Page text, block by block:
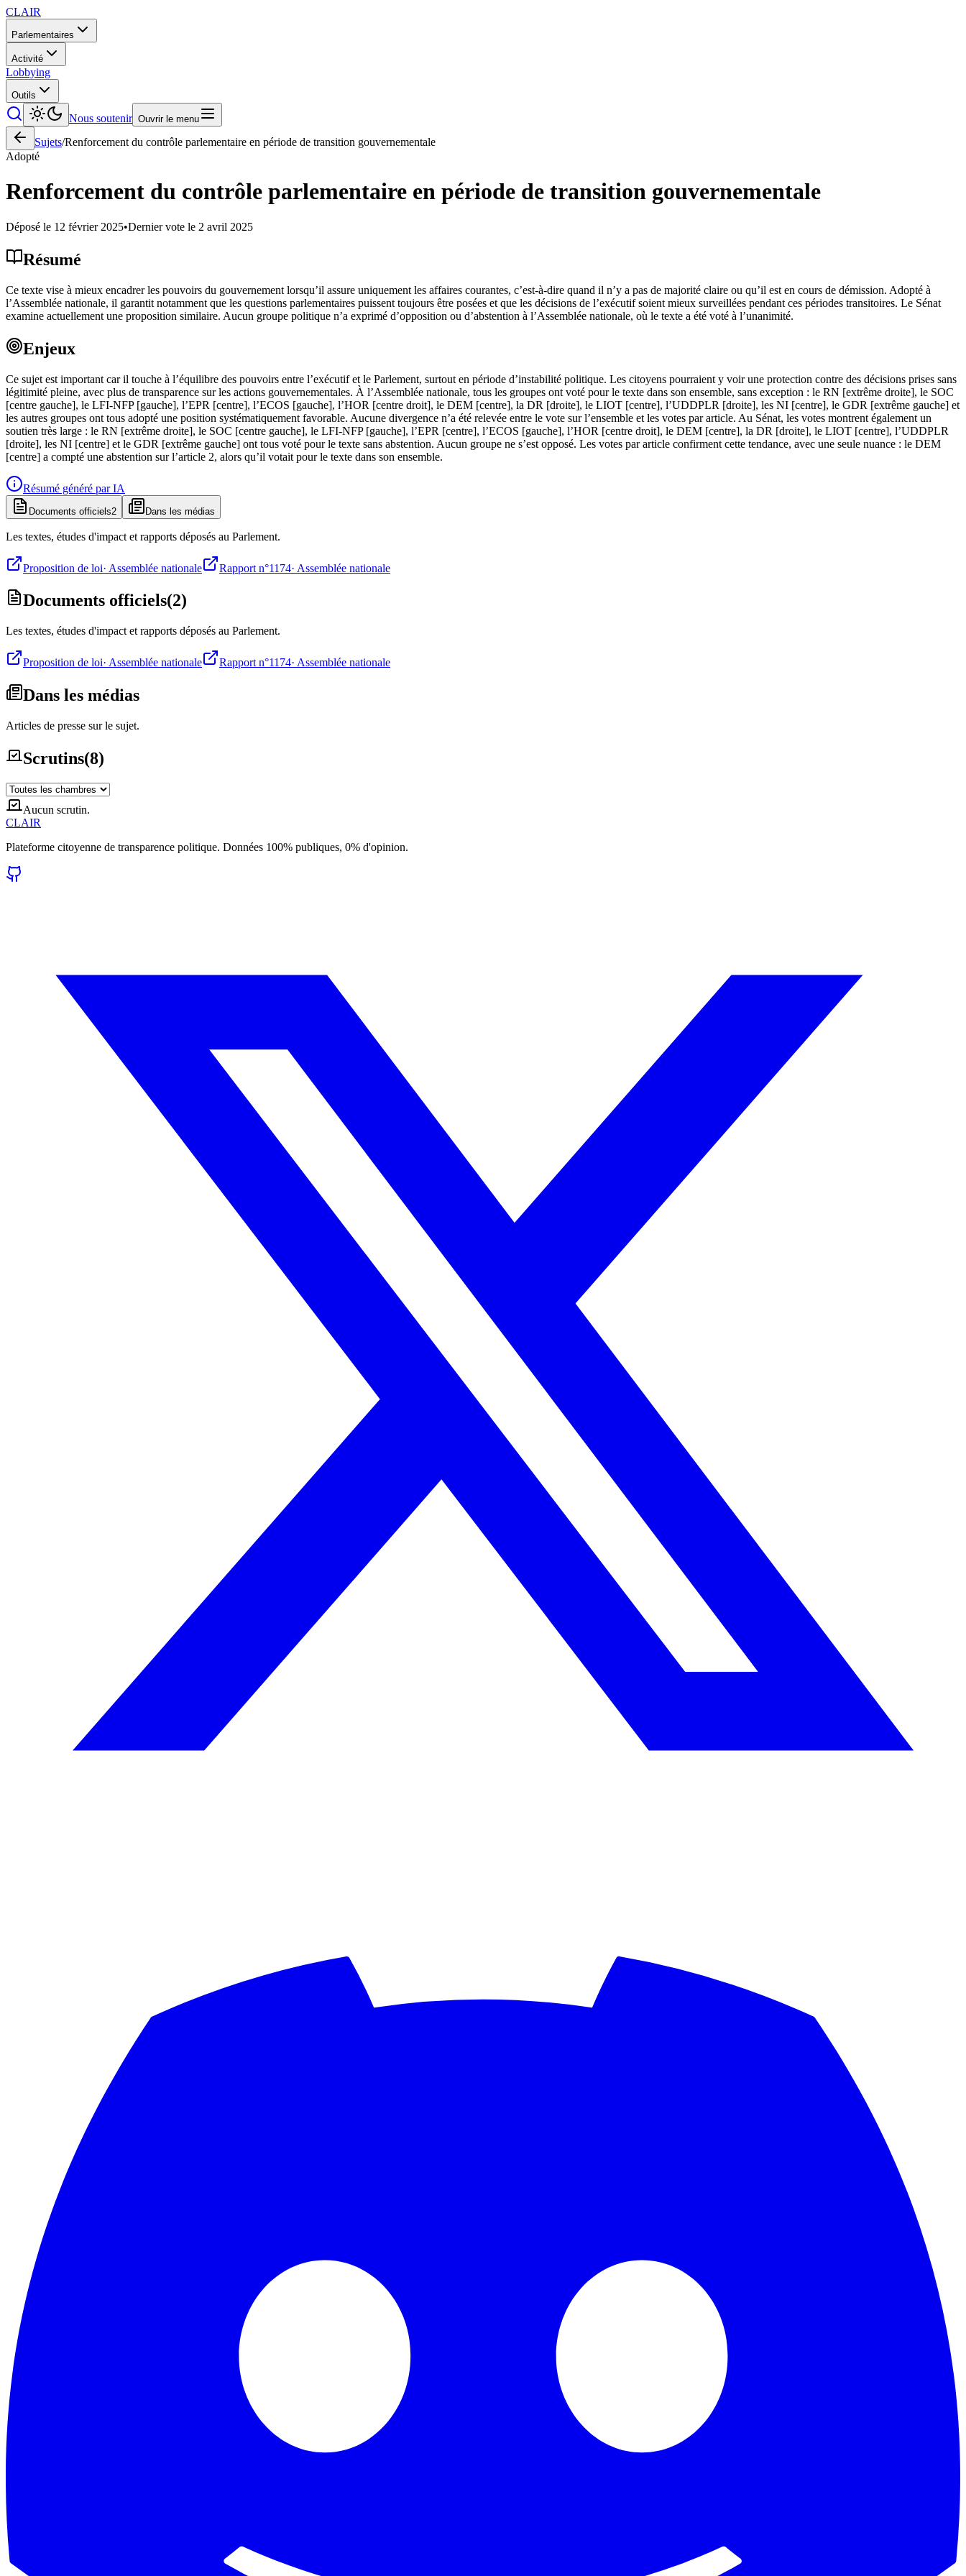
CLAIR
Parlementaires
Activité
Lobbying
Outils
Nous soutenir Ouvrir le menu
Sujets/Renforcement du contrôle parlementaire en période de transition gouvernementale
Adopté
Renforcement du contrôle parlementaire en période de transition gouvernementale
Déposé le 12 février 2025•Dernier vote le 2 avril 2025
Résumé
Ce texte vise à mieux encadrer les pouvoirs du gouvernement lorsqu’il assure uniquement les affaires courantes, c’est-à-dire quand il n’y a pas de majorité claire ou qu’il est en cours de démission. Adopté à
l’Assemblée nationale, il garantit notamment que les questions parlementaires puissent toujours être posées et que les décisions de l’exécutif soient mieux surveillées pendant ces périodes transitoires. Le Sénat
examine actuellement une proposition similaire. Aucun groupe politique n’a exprimé d’opposition ou d’abstention à l’Assemblée nationale, où le texte a été voté à l’unanimité.
Enjeux
Ce sujet est important car il touche à l’équilibre des pouvoirs entre l’exécutif et le Parlement, surtout en période d’instabilité politique. Les citoyens pourraient y voir une protection contre des décisions prises sans
légitimité pleine, avec plus de transparence sur les actions gouvernementales. À l’Assemblée nationale, tous les groupes ont voté pour le texte dans son ensemble, sans exception : le RN [extrême droite], le SOC
[centre gauche], le LFI-NFP [gauche], l’EPR [centre], l’ECOS [gauche], l’HOR [centre droit], le DEM [centre], la DR [droite], le LIOT [centre], l’UDDPLR [droite], les NI [centre], le GDR [extrême gauche] et
les autres groupes ont tous adopté une position systématiquement favorable. Aucune divergence n’a été relevée entre le vote sur l’ensemble et les votes par article. Au Sénat, les votes montrent également un
soutien très large : le RN [extrême droite], le SOC [centre gauche], le LFI-NFP [gauche], l’EPR [centre], l’ECOS [gauche], l’HOR [centre droit], le DEM [centre], la DR [droite], le LIOT [centre], l’UDDPLR
[droite], les NI [centre] et le GDR [extrême gauche] ont tous voté pour le texte sans abstention. Aucun groupe ne s’est opposé. Les votes par article confirment cette tendance, avec une seule nuance : le DEM
[centre] a compté une abstention sur l’article 2, alors qu’il votait pour le texte dans son ensemble.
Résumé généré par IA
Documents officiels2 Dans les médias
Les textes, études d'impact et rapports déposés au Parlement.
Proposition de loi· Assemblée nationale Rapport n°1174· Assemblée nationale
Documents officiels(2)
Les textes, études d'impact et rapports déposés au Parlement.
Proposition de loi· Assemblée nationale Rapport n°1174· Assemblée nationale
Dans les médias
Articles de presse sur le sujet.
Scrutins(8)
Aucun scrutin.
CLAIR
Plateforme citoyenne de transparence politique. Données 100% publiques, 0% d'opinion.